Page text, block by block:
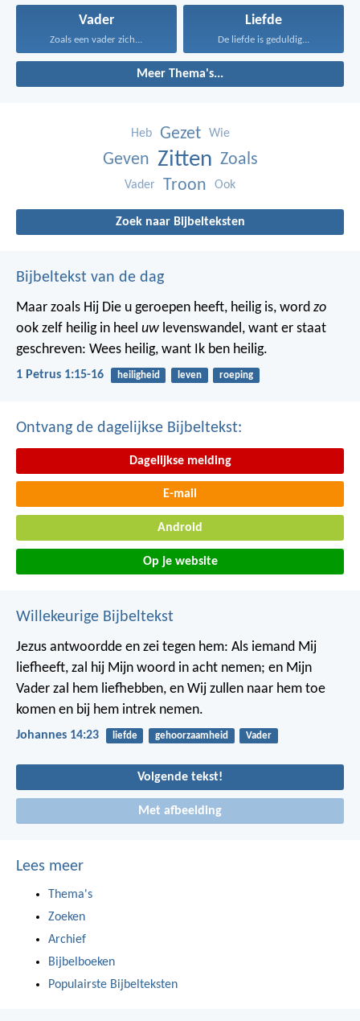
Vader
Zoals een vader zich...
Liefde
De liefde is geduldig...
Meer Thema's...
Heb Gezet Wie
Geven Zitten Zoals
Vader Troon Ook
Zoek naar Bijbelteksten
Bijbeltekst van de dag
Maar zoals Hij Die u geroepen heeft, heilig is, word zo
ook zelf heilig in heel uw levenswandel, want er staat
geschreven: Wees heilig, want Ik ben heilig.
1 Petrus 1:15-16 heiligheid leven roeping
Ontvang de dagelijkse Bijbeltekst:
Dagelijkse melding
E-mail
Android
Op je website
Willekeurige Bijbeltekst
Jezus antwoordde en zei tegen hem: Als iemand Mij
liefheeft, zal hij Mijn woord in acht nemen; en Mijn
Vader zal hem liefhebben, en Wij zullen naar hem toe
komen en bij hem intrek nemen.
Johannes 14:23 liefde gehoorzaamheid Vader
Volgende tekst!
Met afbeelding
Lees meer
Thema's
Zoeken
Archief
Bijbelboeken
Populairste Bijbelteksten